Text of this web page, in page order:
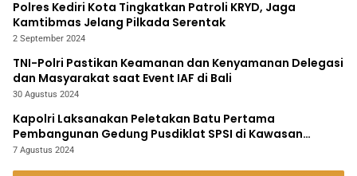
Polres Kediri Kota Tingkatkan Patroli KRYD, Jaga
Kamtibmas Jelang Pilkada Serentak
2 September 2024
TNI-Polri Pastikan Keamanan dan Kenyamanan Delegasi
dan Masyarakat saat Event IAF di Bali
30 Agustus 2024
Kapolri Laksanakan Peletakan Batu Pertama
Pembangunan Gedung Pusdiklat SPSI di Kawasan
Jatiluhur Kab. Purwakarta
7 Agustus 2024